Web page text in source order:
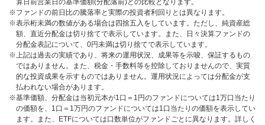
算日前営業日の基準価額(分配落前)との比較となります。
※ファンドの前日比の騰落率と実際の投資者利回りとは異なります。
※表示桁未満の数値がある場合は四捨五入をしています。ただし、純資産総
額、直近分配金は切り捨てで表示しています。また、日々決算ファンドの
分配金表記について、0円未満は切り捨てで表示しています。
※上記は過去の実績であり、将来の運用状況、成果等を示唆、保証するもの
ではありません。また、税金・手数料等を控除しておりませんので、実質
的な投資成果を示すものではありません。運用状況によっては分配金が支
払われない場合があります。
※基準価額、分配金は当初元本が1口＝1円のファンドについては1万口当たり
の価額を、1口＝1万円のファンドについては1口当たりの価額を表示してい
ます。また、ETFについては口数単位がファンドごとに異なります。詳しく